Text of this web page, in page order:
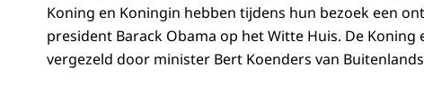
Koning en Koningin hebben tijdens hun bezoek een
president Barack Obama op het Witte Huis. De
vergezeld door minister Bert Koenders van